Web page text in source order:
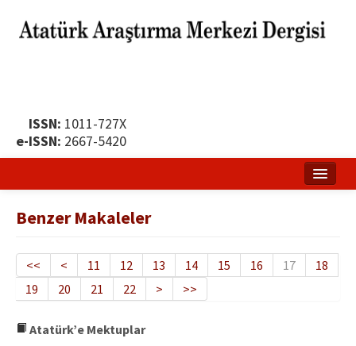
ISSN: 1011-727X
e-ISSN: 2667-5420
Yayın Politikası
Dergi Kurulları
Yayın İlkeleri
Benzer Makaleler
<< < 11 12 13 14 15 16 17
18
19
20 21 22 > >>
Atatürk’e Mektuplar